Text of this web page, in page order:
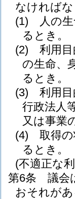
なければ
(1)
人の
るとき。
(2)
利用
の生命、
るとき。
(3)
利用
行政法人
又は事業
(4)
取得
るとき。
(不適正な
第6条
議会
おそれが